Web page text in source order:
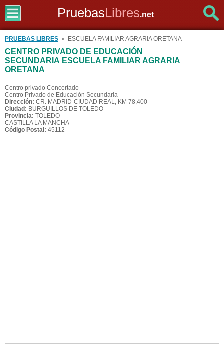
PruebasLibres.net
PRUEBAS LIBRES » ESCUELA FAMILIAR AGRARIA ORETANA
CENTRO PRIVADO DE EDUCACIÓN
SECUNDARIA ESCUELA FAMILIAR AGRARIA
ORETANA
Centro privado Concertado
Centro Privado de Educación Secundaria
Dirección: CR. MADRID-CIUDAD REAL, KM 78,400
Ciudad: BURGUILLOS DE TOLEDO
Provincia: TOLEDO
CASTILLA LA MANCHA
Código Postal: 45112